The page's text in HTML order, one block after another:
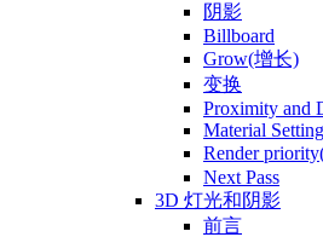
阴影
Billboard
Grow(增长)
变换
Proximity and
Material
Render
Next Pass
3D 灯光和阴影
前言